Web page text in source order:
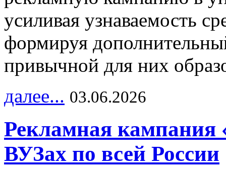
усиливая узнаваемость
формируя
привычной для них
далее... 03.06.2026
Рекламная кампания
ВУЗах по всей России